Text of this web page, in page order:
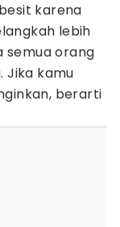
karena
lebih
semua orang
Jika kamu
berarti